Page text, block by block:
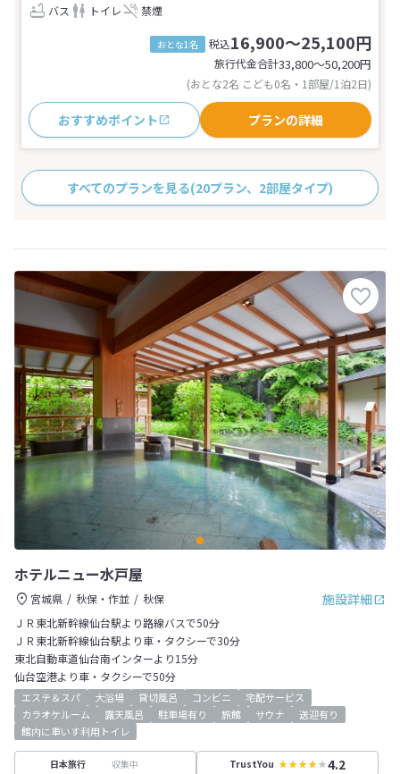
バス
トイレ 禁煙
おとな1名 税込16,900～25,100円
旅行代金合計33,800〜50,200円
(おとな2名 こども0名・1部屋/1泊2日)
おすすめポイント プランの詳細
すべてのプランを見る(20プラン、2部屋タイプ)
ホテルニュー水戸屋
施設詳細
宮城県 秋保・作並
秋保
ＪＲ東北新幹線仙台駅より路線バスで50分
ＪＲ東北新幹線仙台駅より車・タクシーで30分
東北自動車道仙台南インターより15分
仙台空港より車・タクシーで50分
エステ＆スパ 大浴場 貸切風呂 コンビニ
宅配サービス
カラオケルーム
露天風呂 駐車場有り 旅館 サウナ
送迎有り
館内に車いす利用トイレ
日本旅行 収集中 TrustYou 4.2